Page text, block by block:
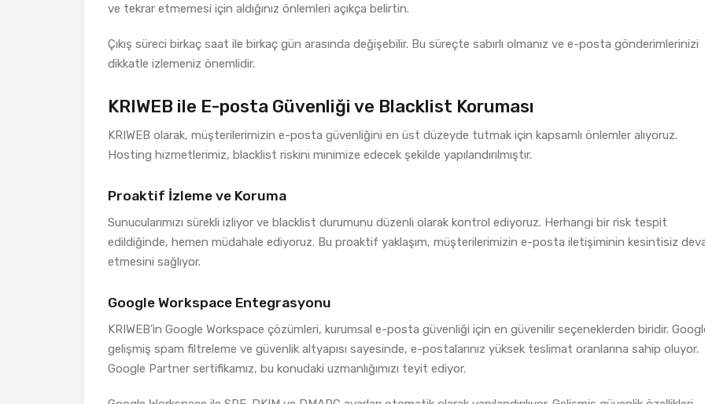
ve tekrar etmemesi için aldığınız önlemleri açıkça belirtin.
Çıkış süreci birkaç saat ile birkaç gün arasında değişebilir. Bu süreçte sabırlı olmanız ve e-posta gönderimlerinizi
dikkatle izlemeniz önemlidir.
KRIWEB ile E-posta Güvenliği ve Blacklist Koruması
KRIWEB olarak, müşterilerimizin e-posta güvenliğini en üst düzeyde tutmak için kapsamlı önlemler alıyoruz.
Hosting hizmetlerimiz, blacklist riskini minimize edecek şekilde yapılandırılmıştır.
Proaktif İzleme ve Koruma
Sunucularımızı sürekli izliyor ve blacklist durumunu düzenli olarak kontrol ediyoruz. Herhangi bir risk tespit
edildiğinde, hemen müdahale ediyoruz. Bu proaktif yaklaşım, müşterilerimizin e-posta iletişiminin kesintisiz
etmesini sağlıyor.
Google Workspace Entegrasyonu
KRIWEB’in Google Workspace çözümleri, kurumsal e-posta güvenliği için en güvenilir seçeneklerden biridir.
gelişmiş spam filtreleme ve güvenlik altyapısı sayesinde, e-postalarınız yüksek teslimat oranlarına sahip oluyor.
Google Partner sertifikamız, bu konudaki uzmanlığımızı teyit ediyor.